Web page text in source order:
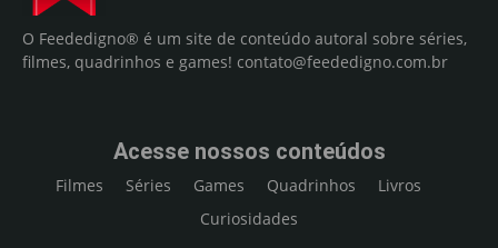
O Feededigno® é um site de conteúdo autoral sobre séries,
filmes, quadrinhos e games! contato@feededigno.com.br
Acesse nossos conteúdos
Filmes Séries Games Quadrinhos
Livros
Curiosidades